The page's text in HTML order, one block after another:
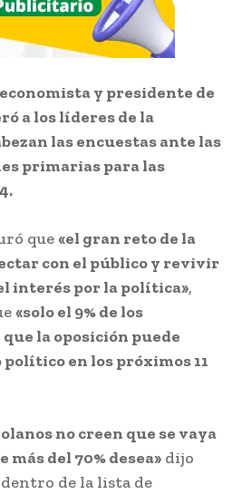
y presidente de
a los líderes de la
las encuestas ante las
primarias para las
que«el gran reto de la
con el público y revivir
interés por la política»,
«solo el 9% de los
la oposición puede
en los próximos 11
no creen que se vaya
más del 70% desea» dijo
de la lista de